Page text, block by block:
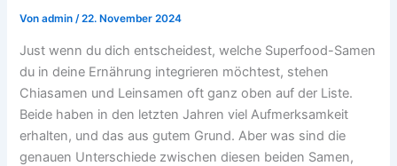
Vonadmin/22. November 2024
Just wenn du dich entscheidest, welche Superfood-Samen
du in deine Ernährung integrieren möchtest, stehen
Chiasamen und Leinsamen oft ganz oben auf der Liste.
Beide haben in den letzten Jahren viel Aufmerksamkeit
erhalten, und das aus gutem Grund. Aber was sind die
genauen Unterschiede zwischen diesen beiden Samen,